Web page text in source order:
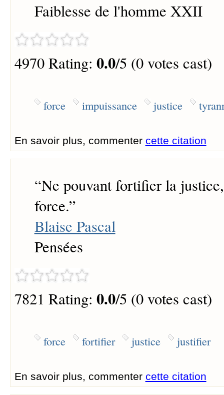
Faiblesse de l'homme XXII
4970 Rating: 0.0/5 (0 votes cast)
force impuissance justice
En savoir plus, commenter cette citation
“Ne pouvant fortifier la
force.”
Blaise Pascal
Pensées
7821 Rating: 0.0/5 (0 votes cast)
force fortifier justice justifier
En savoir plus, commenter cette citation